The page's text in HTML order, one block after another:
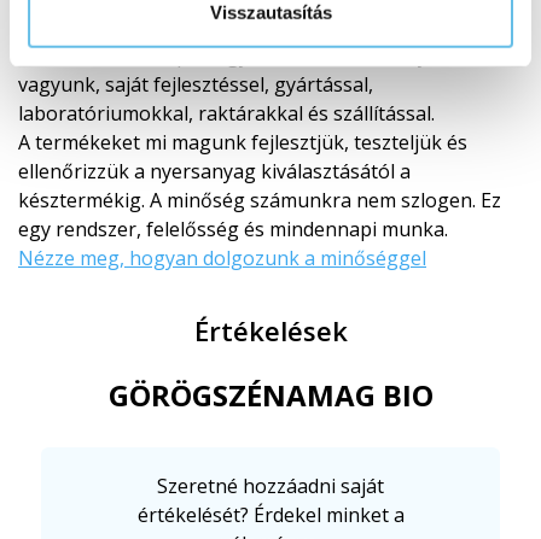
Visszautasítás
A minőség a saját ellenőrzésünk alatt áll
A BEWIT nem csupán egy márka a címkén. Gyártó
vagyunk, saját fejlesztéssel, gyártással,
laboratóriumokkal, raktárakkal és szállítással.
A termékeket mi magunk fejlesztjük, teszteljük és
ellenőrizzük a nyersanyag kiválasztásától a
késztermékig. A minőség számunkra nem szlogen. Ez
egy rendszer, felelősség és mindennapi munka.
Nézze meg, hogyan dolgozunk a minőséggel
Értékelések
GÖRÖGSZÉNAMAG BIO
Szeretné hozzáadni saját
értékelését? Érdekel minket a